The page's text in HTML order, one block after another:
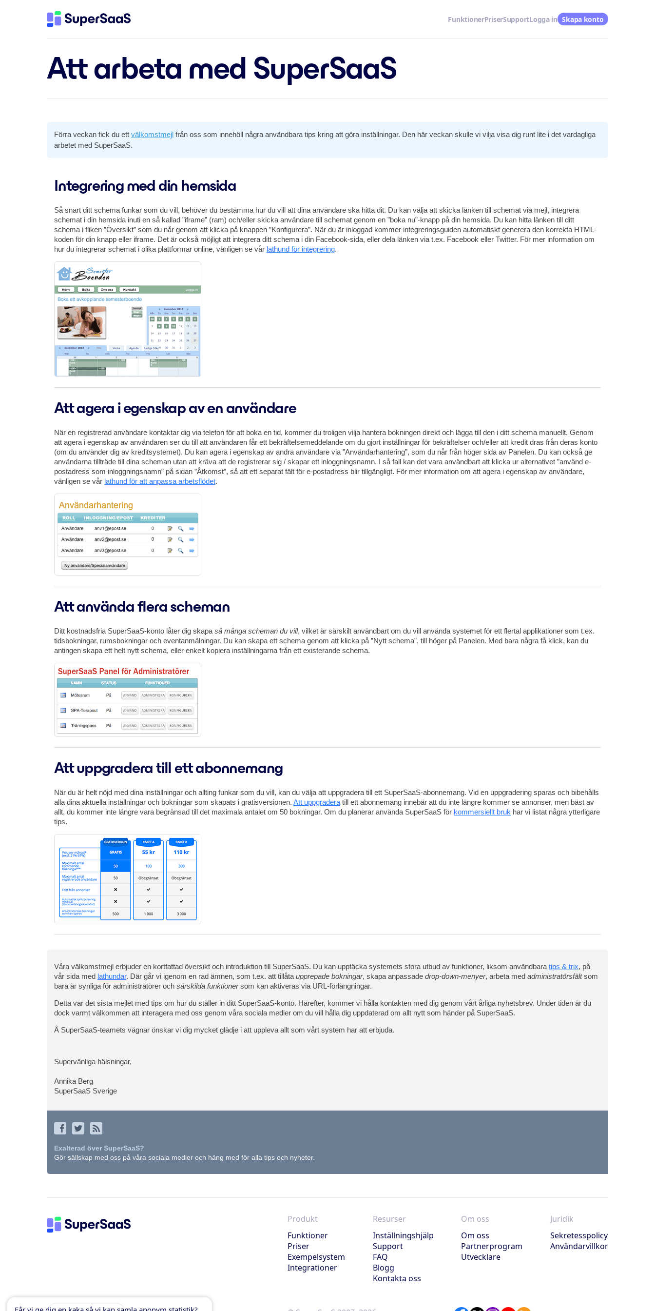
FunktionerPriserSupportLogga in Skapa konto
Att arbeta med SuperSaaS
Förra veckan fick du ett välkomstmejl från oss som innehöll några användbara tips kring att göra inställningar. Den här veckan skulle vi vilja visa dig runt lite i det vardagliga
arbetet med SuperSaaS.
Integrering med din hemsida
Så snart ditt schema funkar som du vill, behöver du bestämma hur du vill att dina användare ska hitta dit. Du kan välja att skicka länken till schemat via mejl, integrera
schemat i din hemsida inuti en så kallad ”iframe” (ram) och/eller skicka användare till schemat genom en ”boka nu”-knapp på din hemsida. Du kan hitta länken till ditt
schema i fliken ”Översikt” som du når genom att klicka på knappen ”Konfigurera”. När du är inloggad kommer integreringsguiden automatiskt generera den korrekta HTML-
koden för din knapp eller iframe. Det är också möjligt att integrera ditt schema i din Facebook-sida, eller dela länken via t.ex. Facebook eller Twitter. För mer information om
hur du integrerar schemat i olika plattformar online, vänligen se vår lathund för integrering.
Att agera i egenskap av en användare
När en registrerad användare kontaktar dig via telefon för att boka en tid, kommer du troligen vilja hantera bokningen direkt och lägga till den i ditt schema manuellt. Genom
att agera i egenskap av användaren ser du till att användaren får ett bekräftelsemeddelande om du gjort inställningar för bekräftelser och/eller att kredit dras från deras konto
(om du använder dig av kreditsystemet). Du kan agera i egenskap av andra användare via ”Användarhantering”, som du når från höger sida av Panelen. Du kan också ge
användarna tillträde till dina scheman utan att kräva att de registrerar sig / skapar ett inloggningsnamn. I så fall kan det vara användbart att klicka ur alternativet ”använd e-
postadress som inloggningsnamn” på sidan ”Åtkomst”, så att ett separat fält för e-postadress blir tillgängligt. För mer information om att agera i egenskap av användare,
vänligen se vår lathund för att anpassa arbetsflödet.
Att använda flera scheman
Ditt kostnadsfria SuperSaaS-konto låter dig skapa så många scheman du vill, vilket är särskilt användbart om du vill använda systemet för ett flertal applikationer som t.ex.
tidsbokningar, rumsbokningar och eventanmälningar. Du kan skapa ett schema genom att klicka på ”Nytt schema”, till höger på Panelen. Med bara några få klick, kan du
antingen skapa ett helt nytt schema, eller enkelt kopiera inställningarna från ett existerande schema.
Att uppgradera till ett abonnemang
När du är helt nöjd med dina inställningar och allting funkar som du vill, kan du välja att uppgradera till ett SuperSaaS-abonnemang. Vid en uppgradering sparas och bibehålls
alla dina aktuella inställningar och bokningar som skapats i gratisversionen. Att uppgradera till ett abonnemang innebär att du inte längre kommer se annonser, men bäst av
allt, du kommer inte längre vara begränsad till det maximala antalet om 50 bokningar. Om du planerar använda SuperSaaS för kommersiellt bruk har vi listat några ytterligare
tips.
Våra välkomstmejl erbjuder en kortfattad översikt och introduktion till SuperSaaS. Du kan upptäcka systemets stora utbud av funktioner, liksom användbara tips & trix, på
vår sida med lathundar. Där går vi igenom en rad ämnen, som t.ex. att tillåta upprepade bokningar, skapa anpassade drop-down-menyer, arbeta med administratörsfältsom
bara är synliga för administratörer och särskilda funktionersom kan aktiveras via URL-förlängningar.
Detta var det sista mejlet med tips om hur du ställer in ditt SuperSaaS-konto. Härefter, kommer vi hålla kontakten med dig genom vårt årliga nyhetsbrev. Under tiden är du
dock varmt välkommen att interagera med oss genom våra sociala medier om du vill hålla dig uppdaterad om allt nytt som händer på SuperSaaS.
Å SuperSaaS-teamets vägnar önskar vi dig mycket glädje i att uppleva allt som vårt system har att erbjuda.
Supervänliga hälsningar,
Annika Berg
SuperSaaS Sverige
Exalterad över SuperSaaS?
Gör sällskap med oss på våra sociala medier och häng med för alla tips och nyheter.
Produkt
Funktioner
Priser
Exempelsystem
Integrationer
Resurser
Inställningshjälp
Support
FAQ
Blogg
Kontakta oss
Om oss
Om oss
Partnerprogram
Utvecklare
Juridik
Sekretesspolicy
Användarvillkor